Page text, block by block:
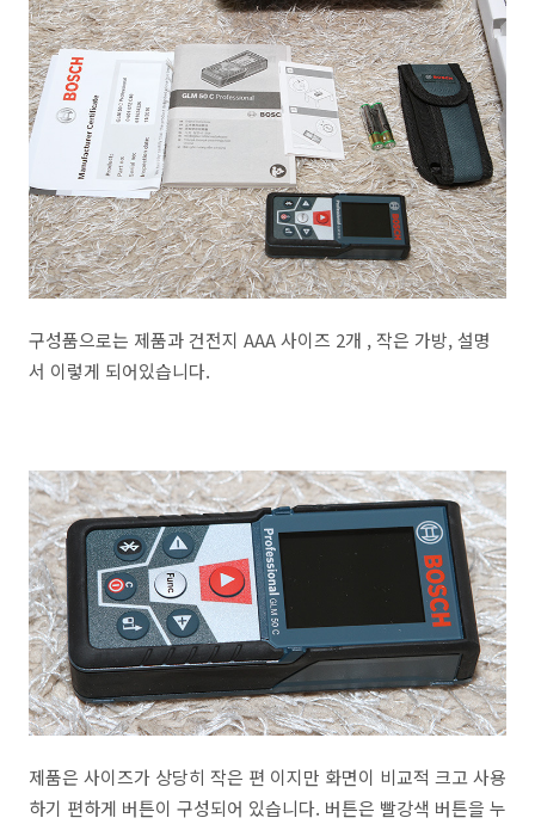
구성품으로는 제품과 건전지 AAA 사이즈 2개 , 작은 가방, 설명
서 이렇게 되어있습니다.
제품은 사이즈가 상당히 작은 편 이지만 화면이 비교적 크고 사용
하기 편하게 버튼이 구성되어 있습니다. 버튼은 빨강색 버튼을 누